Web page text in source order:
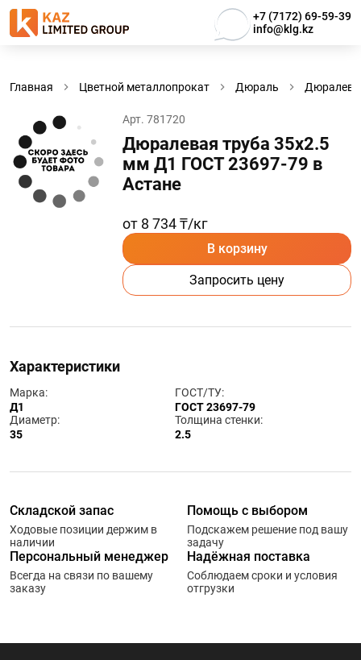
+7 (7172) 69-59-39
info@klg.kz
Главная Цветной металлопрокат Дюраль
Арт. 781720
Дюралевая труба 35х2.5
мм Д1 ГОСТ 23697-79 в
Астанe
от 8 734 ₸/кг
В корзину
Запросить цену
Характеристики
Марка:
Д1
ГОСТ/ТУ:
ГОСТ 23697-79
Диаметр:
35
Толщина стенки:
2.5
Складской запас
Ходовые позиции держим в
наличии
Помощь с выбором
Подскажем решение под вашу
задачу
Персональный менеджер
Всегда на связи по вашему
заказу
Надёжная поставка
Соблюдаем сроки и условия
отгрузки